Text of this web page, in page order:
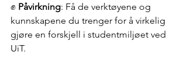
✊ Påvirkning: Få de verktøyene og
kunnskapene du trenger for å virkelig
gjøre en forskjell i studentmiljøet ved
UiT.